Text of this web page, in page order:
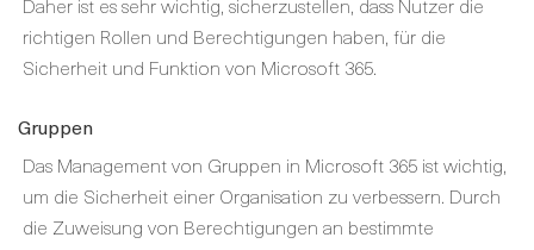
richtigen Rollen und Berechtigungen haben, für die
Sicherheit und Funktion von Microsoft 365.
Gruppen
Das Management von Gruppen in Microsoft 365 ist wichtig,
um die Sicherheit einer Organisation zu verbessern. Durch
die Zuweisung von Berechtigungen an bestimmte